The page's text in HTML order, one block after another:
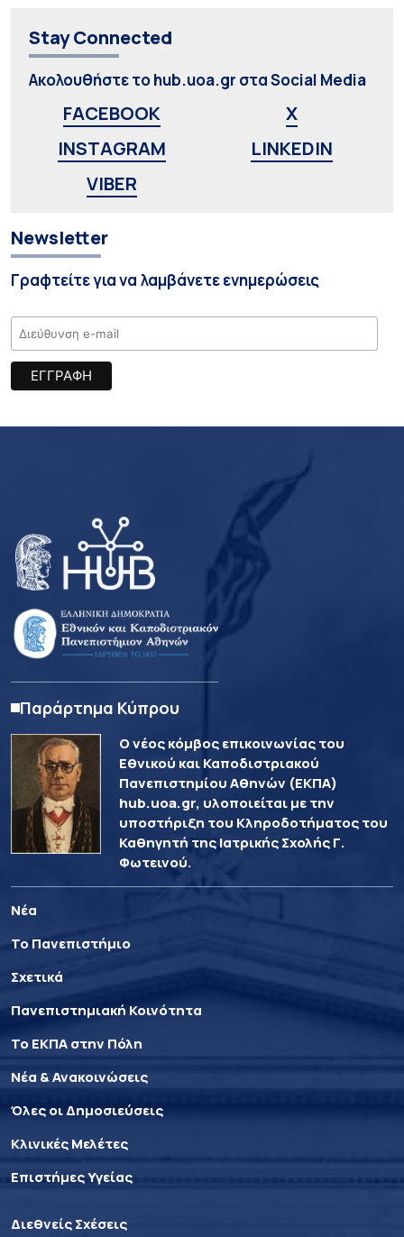
Stay Connected
Ακολουθήστε το hub.uoa.gr στα Social Media
FACEBOOK
X
INSTAGRAM
LINKEDIN
VIBER
Newsletter
Γραφτείτε για να λαμβάνετε ενημερώσεις
Παράρτημα Κύπρου
Ο νέος κόμβος επικοινωνίας του
Εθνικού και Καποδιστριακού
Πανεπιστημίου Αθηνών (ΕΚΠΑ)
hub.uoa.gr, υλοποιείται με την
υποστήριξη του Κληροδοτήματος του
Καθηγητή της Ιατρικής Σχολής Γ.
Φωτεινού.
Νέα
Το Πανεπιστήμιο
Σχετικά
Πανεπιστημιακή Κοινότητα
Το ΕΚΠΑ στην Πόλη
Νέα & Ανακοινώσεις
Όλες οι Δημοσιεύσεις
Κλινικές Μελέτες
Επιστήμες Υγείας
Διεθνείς Σχέσεις